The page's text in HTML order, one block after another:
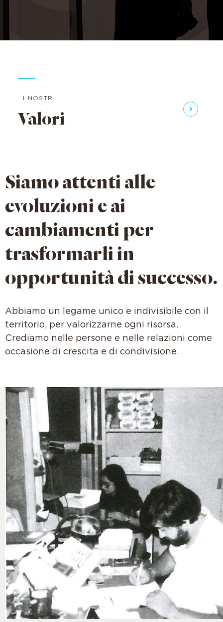
I NOSTRI
Valori
Siamo attenti alle
evoluzioni e ai
cambiamenti per
trasformarli in
opportunità di successo.
Abbiamo un legame unico e indivisibile con il
territorio, per valorizzarne ogni risorsa.
Crediamo nelle persone e nelle relazioni come
occasione di crescita e di condivisione.